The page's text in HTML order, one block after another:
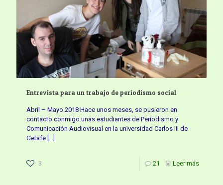
Entrevista para un trabajo de periodismo social
Abril – Mayo 2018 Hace unos meses, se pusieron en
contacto conmigo unas estudiantes de Periodismo y
Comunicación Audiovisual en la universidad Carlos III de
Getafe
3 21 Leer más